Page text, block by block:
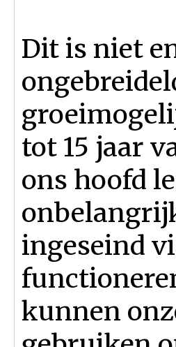
Dit is niet
tot 15 jaar
ons hoofd
ingeseind
kunnen